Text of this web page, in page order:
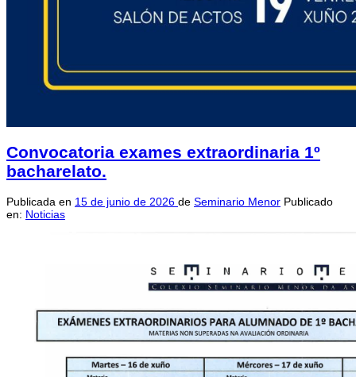
Convocatoria exames extraordinaria 1º
bacharelato.
Publicada en 15 de junio de 2026 de Seminario Menor Publicado
en: Noticias